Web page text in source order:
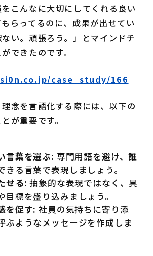
こんなに大切にしてくれる良い
らってるのに、成果が出せてい
い。頑張ろう。」とマインドチ
できたのです。
case_study/166
念を言語化する際には、以下の
が重要です。
言葉を選ぶ: 専門用語を避け、誰
きる言葉で表現しましょう。
せる: 抽象的な表現ではなく、具
目標を盛り込みましょう。
を促す: 社員の気持ちに寄り添
ぶようなメッセージを作成しま